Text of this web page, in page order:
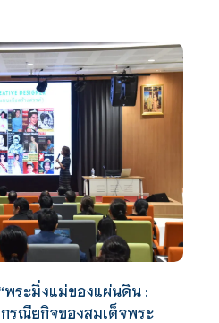
พระมิ่งแม่ของแผ่นดิน :
รณียกิจของสมเด็จพระ